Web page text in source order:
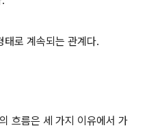
태로 계속되는 관계다.
흐름은 세 가지 이유에서 가